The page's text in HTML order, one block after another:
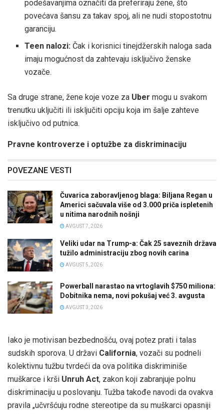
podešavanjima označiti da preferiraju žene, što
povećava šansu za takav spoj, ali ne nudi stopostotnu
garanciju.
Teen nalozi: Čak i korisnici tinejdžerskih naloga sada
imaju mogućnost da zahtevaju isključivo ženske
vozače.
Sa druge strane, žene koje voze za Uber mogu u svakom
trenutku uključiti ili isključiti opciju koja im šalje zahteve
isključivo od putnica.
Pravne kontroverze i optužbe za diskriminaciju
POVEZANE VESTI
Čuvarica zaboravljenog blaga: Biljana Regan u
Americi sačuvala više od 3.000 priča ispletenih
u nitima narodnih nošnji
AVGUST 7, 2026
Veliki udar na Trump-a: Čak 25 saveznih država
tužilo administraciju zbog novih carina
AVGUST 5, 2026
Powerball narastao na vrtoglavih $750 miliona:
Dobitnika nema, novi pokušaj već 3. avgusta
AVGUST 3, 2026
Iako je motivisan bezbednošću, ovaj potez prati i talas
sudskih sporova. U državi California, vozači su podneli
kolektivnu tužbu tvrdeći da ova politika diskriminiše
muškarce i krši Unruh Act, zakon koji zabranjuje polnu
diskriminaciju u poslovanju. Tužba takođe navodi da ovakva
pravila „učvršćuju rodne stereotipe da su muškarci opasniji